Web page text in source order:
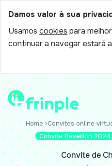
Damos valor à sua
Usamos cookies para
continuar a navegar estará
Home Convites online
Convite Réveillon
Convite de